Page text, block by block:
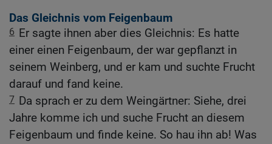
Das Gleichnis vom Feigenbaum
6 Er sagte ihnen aber dies Gleichnis: Es hatte
einer einen Feigenbaum, der war gepflanzt in
seinem Weinberg, und er kam und suchte Frucht
darauf und fand keine.
7 Da sprach er zu dem Weingärtner: Siehe, drei
Jahre komme ich und suche Frucht an diesem
Feigenbaum und finde keine. So hau ihn ab! Was